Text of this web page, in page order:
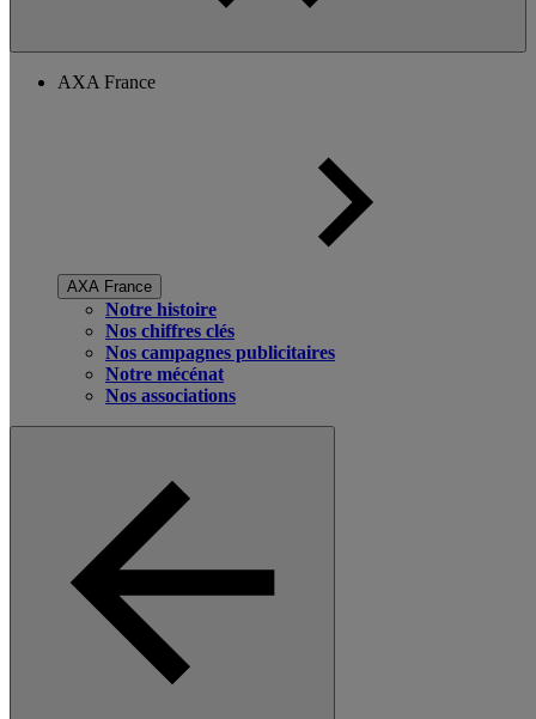
AXA France
AXA France
Notre histoire
Nos chiffres clés
Nos campagnes publicitaires
Notre mécénat
Nos associations